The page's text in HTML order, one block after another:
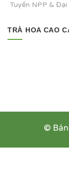
Tuyển NPP & Đại
TRÀ HOA CAO
©